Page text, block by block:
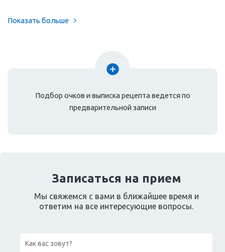
Показать больше
Подбор очков и выписка рецепта ведется по
предварительной записи
Записаться на прием
Мы свяжемся с вами в ближайшее время и
ответим на все интересующие вопросы.